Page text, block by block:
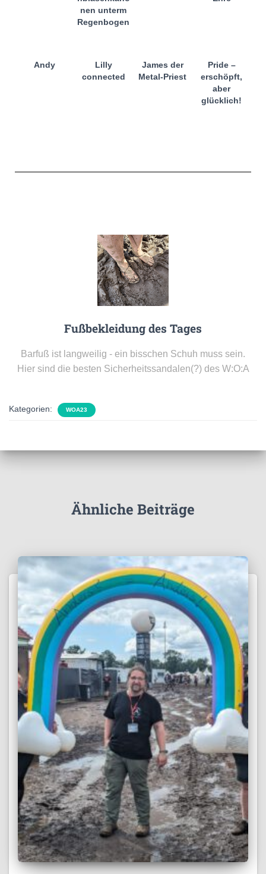
nen unterm
Regenbogen
Andy
Lilly
connected
James der
Metal-Priest
Pride –
erschöpft,
aber
glücklich!
Fußbekleidung des Tages
Barfuß ist langweilig - ein bisschen Schuh muss sein.
Hier sind die besten Sicherheitssandalen(?) des W:O:A
Kategorien: WOA23
Ähnliche Beiträge